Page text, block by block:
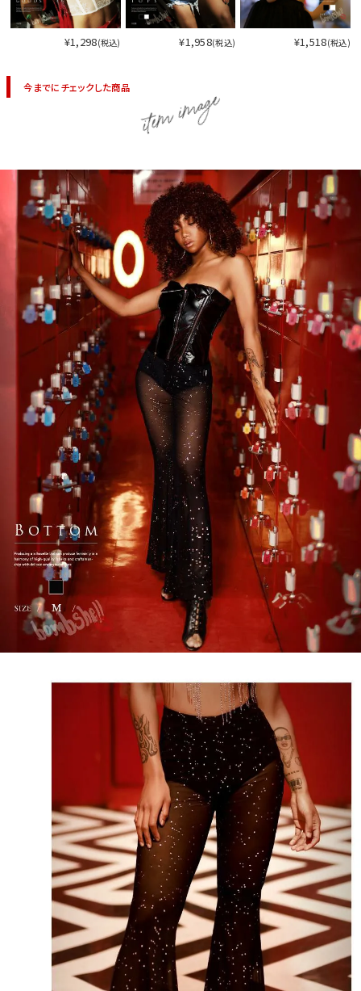
¥1,298(税込) ¥1,958(税込) ¥1,518(税込)
今までにチェックした商品 item image